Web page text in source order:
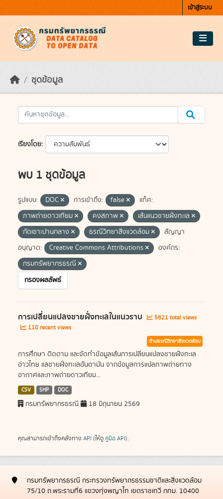
เข้าสู่ระบบ
ชุดข้อมูล
เรียงโดย
พบ 1 ชุดข้อมูล
รูปแบบ: DOC การเข้าถึง: false
แท็ค:
ภาพถ่ายดาวเทียม
คงสภาพ
เส้นแนวชายฝั่งทะเล
กัดเซาะปานกลาง
ธรณีวิทยาสิ่งแวดล้อม
สัญญา
อนุญาต:
Creative Commons Attributions
องค์กร:
กรมทรัพยากรธรณี
กรองผลลัพธ์
การเปลี่ยนแปลงชายฝั่งทะเลในแนวราบ
5821 total views
110 recent views
ด้านธรณีวิทยาสิ่งแวดล้อม
การศึกษา ติดตาม และจัดทำข้อมูลเส้นการเปลี่ยนแปลงชายฝั่งทะเล
อ่าวไทย แลชายฝั่งทะเลอันดามัน จากข้อมูลการแปลภาพถ่ายทาง
อากาศและภาพถ่ายดาวเทียม...
CSV SHP DOC
กรมทรัพยากรธรณี 18 มิถุนายน 2569
คุณสามารถเข้าถึงคลังทาง API (ให้ดู คู่มือ API).
กรมทรัพยากรธรณี กระทรวงทรัพยากรธรรมชาติและสิ่งแวดล้อม
75/10 ถ.พระรามที่6 แขวงทุ่งพญาไท เขตราชเทวี กทม. 10400